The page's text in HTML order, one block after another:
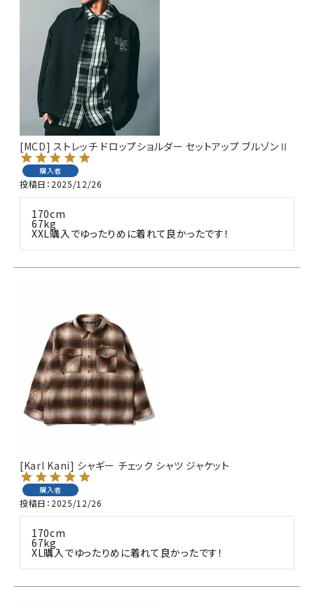
[MCD] ストレッチ ドロップショルダー セットアップ ブルゾンⅡ
購入者
投稿日 2025/12/26
170cm
67kg
XXL購入でゆったりめに着れて良かったです！
[Karl Kani] シャギー チェック シャツ ジャケット
購入者
投稿日 2025/12/26
170cm
67kg
XL購入でゆったりめに着れて良かったです！